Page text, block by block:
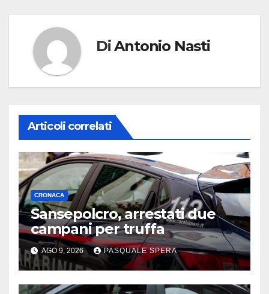
DiAntonio Nasti
Articoli correlati
CRONACA
Sansepolcro, arrestati due
campani per truffa
AGO 9, 2026 PASQUALE SPERA